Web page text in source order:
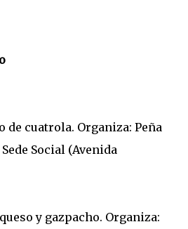
de cuatrola. Organiza: Peña
Social (Avenida
y gazpacho. Organiza: